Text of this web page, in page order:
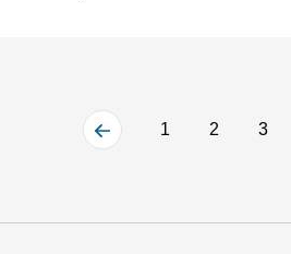
1 2 3